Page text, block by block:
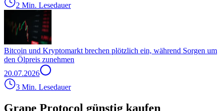
2 Min. Lesedauer
Bitcoin und Kryptomarkt brechen plötzlich ein, während Sorgen um
den Ölpreis zunehmen
20.07.2026
3 Min. Lesedauer
Grape Protocol günstig kaufen